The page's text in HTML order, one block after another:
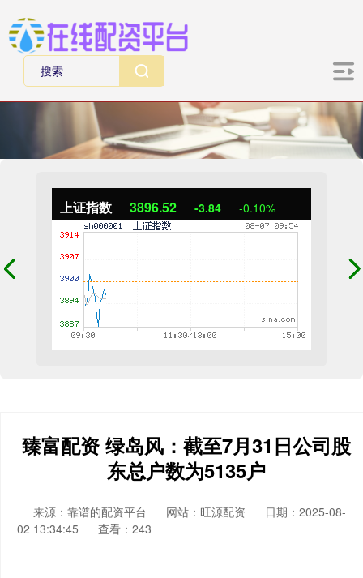
上证指数 3896.52 -3.84 -0.10%
臻富配资 绿岛风：截至7月31日公司股
东总户数为5135户
来源：靠谱的配资平台 网站：旺源配资
日期：2025-08-
02 13:34:45
查看：243